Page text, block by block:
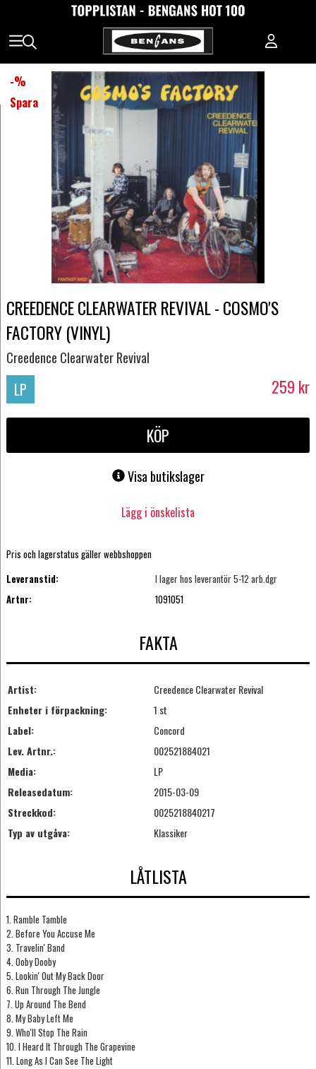
-%
Spara
CREEDENCE CLEARWATER REVIVAL - COSMO'S
FACTORY (VINYL)
Creedence Clearwater Revival
LP 259 kr
KÖP
Visa butikslager
Lägg i önskelista
Pris och lagerstatus gäller webbshoppen
Leveranstid:
I lager hos leverantör 5-12 arb.dgr
Artnr:
1091051
FAKTA
Artist:
Creedence Clearwater Revival
Enheter i förpackning:
1 st
Label:
Concord
Lev. Artnr.:
002521884021
Media:
LP
Releasedatum:
2015-03-09
Streckkod:
0025218840217
Typ av utgåva:
Klassiker
LÅTLISTA
1. Ramble Tamble
2. Before You Accuse Me
3. Travelin' Band
4. Ooby Dooby
5. Lookin' Out My Back Door
6. Run Through The Jungle
7. Up Around The Bend
8. My Baby Left Me
9. Who'll Stop The Rain
10. I Heard It Through The Grapevine
11. Long As I Can See The Light